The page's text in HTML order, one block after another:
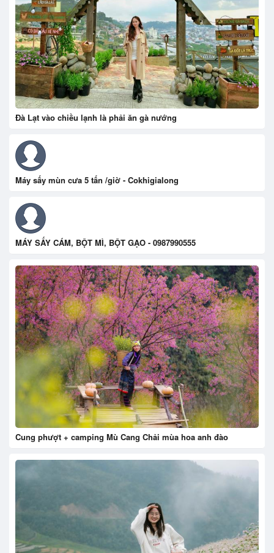
Đà Lạt vào chiều lạnh là phải ăn gà nướng
Máy sấy mùn cưa 5 tấn /giờ - Cokhigialong
MÁY SẤY CÁM, BỘT MÌ, BỘT GẠO - 0987990555
Cung phượt + camping Mù Cang Chải mùa hoa anh đào